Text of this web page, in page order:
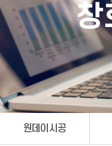
창
원데이시공